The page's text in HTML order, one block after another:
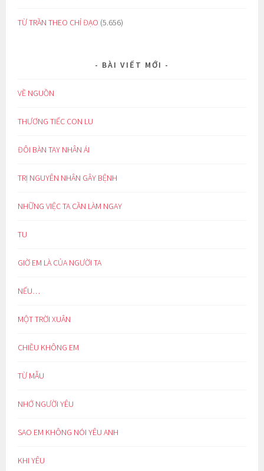
TỪ TRẦN THEO CHỈ ĐẠO (5.656)
BÀI VIẾT MỚI
VỀ NGUỒN
THƯƠNG TIẾC CON LU
ĐÔI BÀN TAY NHÂN ÁI
TRỊ NGUYÊN NHÂN GÂY BỆNH
NHỮNG VIỆC TA CẦN LÀM NGAY
TU
GIỜ EM LÀ CỦA NGƯỜI TA
NẾU…
MỘT TRỜI XUÂN
CHIỀU KHÔNG EM
TỪ MẪU
NHỚ NGƯỜI YÊU
SAO EM KHÔNG NÓI YÊU ANH
KHI YÊU